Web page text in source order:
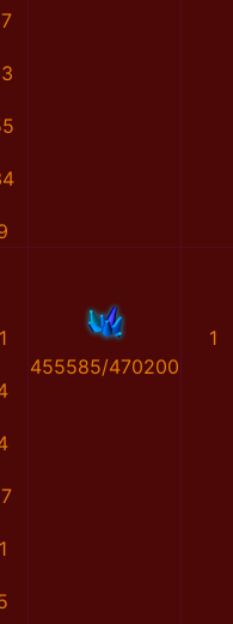
1
1
455585/470200
1